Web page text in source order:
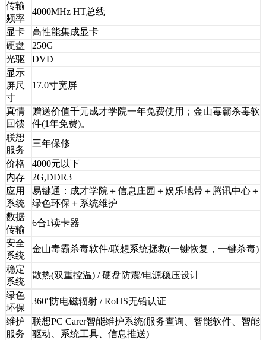
传输
频率
4000MHz HT总线
显卡
高性能集成显卡
硬盘
250G
光驱
DVD
显示
屏尺
寸
17.0寸宽屏
真情
回馈
赠送价值千元成才学院一年免费使用；金山毒霸杀毒软
件(1年免费)。
联想
服务
三年保修
价格
4000元以下
内存
2G,DDR3
应用
系统
易键通：成才学院＋信息庄园＋娱乐地带＋腾讯中心＋
绿色环保＋系统维护
数据
传输
6合1读卡器
安全
系统
金山毒霸杀毒软件/联想系统拯救(一键恢复，一键杀毒)
稳定
系统
散热(双重控温) / 硬盘防震/电源稳压设计
绿色
环保
360°防电磁辐射 / RoHS无铅认证
维护
服务
联想PC Carer智能维护系统(服务查询、智能软件、智能
驱动、系统工具、信息推送)